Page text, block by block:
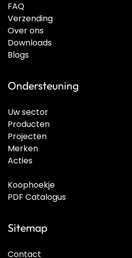
FAQ
Verzending
Over ons
Downloads
Blogs
Ondersteuning
Uw sector
Producten
Projecten
Merken
Acties
Koophoekje
PDF Catalogus
Sitemap
Contact